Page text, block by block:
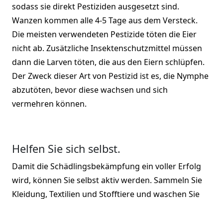
sodass sie direkt Pestiziden ausgesetzt sind.
Wanzen kommen alle 4-5 Tage aus dem Versteck.
Die meisten verwendeten Pestizide töten die Eier
nicht ab. Zusätzliche Insektenschutzmittel müssen
dann die Larven töten, die aus den Eiern schlüpfen.
Der Zweck dieser Art von Pestizid ist es, die Nymphe
abzutöten, bevor diese wachsen und sich
vermehren können.
Helfen Sie sich selbst.
Damit die Schädlingsbekämpfung ein voller Erfolg
wird, können Sie selbst aktiv werden. Sammeln Sie
Kleidung, Textilien und Stofftiere und waschen Sie